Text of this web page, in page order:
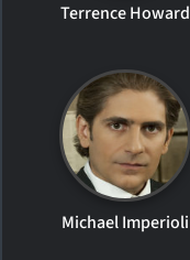
Terrence Howard
Michael Imperioli